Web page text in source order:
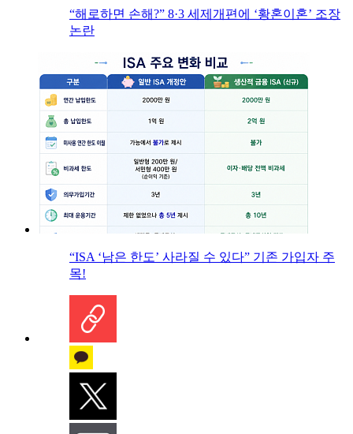
“해로하면 손해?” 8·3 세제개편에 ‘황혼이혼’ 조장
논란
“ISA ‘남은 한도’ 사라질 수 있다” 기존 가입자 주
목!